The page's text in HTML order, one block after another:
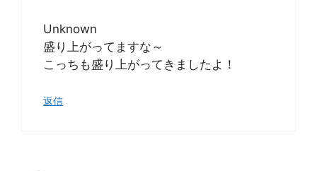
Unknown
盛り上がってますな～
こっちも盛り上がってきましたよ！
返信